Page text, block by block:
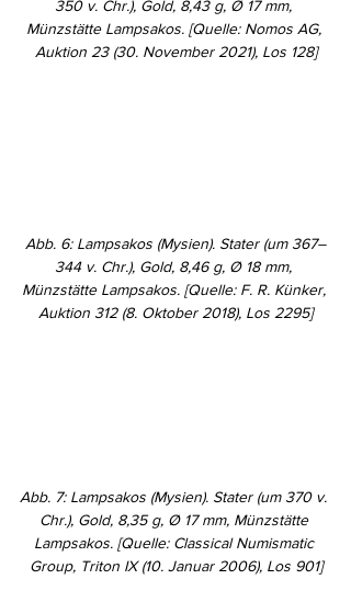
350 v. Chr.), Gold, 8,43 g, Ø 17 mm,
Münzstätte Lampsakos. [Quelle: Nomos AG,
Auktion 23 (30. November 2021), Los 128]
Abb. 6: Lampsakos (Mysien). Stater (um 367–
344 v. Chr.), Gold, 8,46 g, Ø 18 mm,
Münzstätte Lampsakos. [Quelle: F. R. Künker,
Auktion 312 (8. Oktober 2018), Los 2295]
Abb. 7: Lampsakos (Mysien). Stater (um 370 v.
Chr.), Gold, 8,35 g, Ø 17 mm, Münzstätte
Lampsakos. [Quelle: Classical Numismatic
Group, Triton IX (10. Januar 2006), Los 901]